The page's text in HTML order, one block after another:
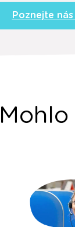
Poznejte